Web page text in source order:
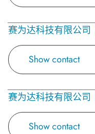
赛为达科技有限公司
Show contact
赛为达科技有限公司
Show contact